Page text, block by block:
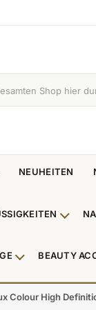
NEUHEITEN
Untermenü
BEAUTY
Colour High